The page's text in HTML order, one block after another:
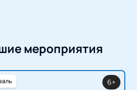
мероприятия
6+